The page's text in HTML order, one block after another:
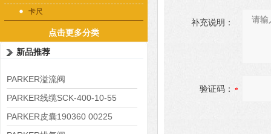
卡尺
点击更多分类
新品推荐
PARKER溢流阀
RE06M35W2N1KWXG087
PARKER线缆SCK-400-10-55
PARKER皮囊190360 00225
补充说明：
验证码：